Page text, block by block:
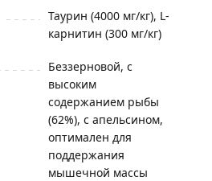
Таурин (4000 мг/кг), L-
карнитин (300 мг/кг)
Беззерновой, с
высоким
содержанием рыбы
(62%), с апельсином,
оптимален для
поддержания
мышечной массы